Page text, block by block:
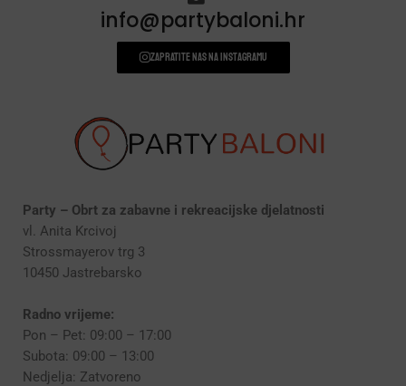
info@partybaloni.hr
Zapratite nas na instagramu
Party – Obrt za zabavne i rekreacijske djelatnosti
vl. Anita Krcivoj
Strossmayerov trg 3
10450 Jastrebarsko
Radno vrijeme:
Pon – Pet: 09:00 – 17:00
Subota: 09:00 – 13:00
Nedjelja: Zatvoreno